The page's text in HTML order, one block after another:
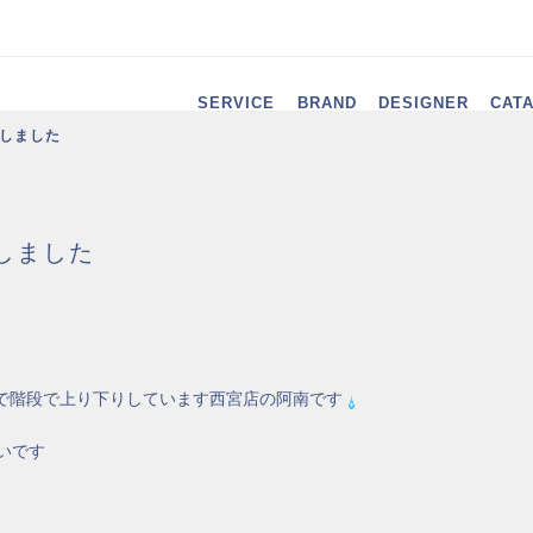
SERVICE BRAND DESIGNER
ました
ました
段で上り下りしています西宮店の阿南です
です